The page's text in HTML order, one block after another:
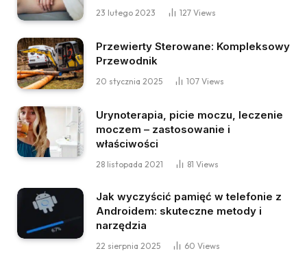
23 lutego 2023 127 Views
Przewierty Sterowane: Kompleksowy
Przewodnik
20 stycznia 2025 107 Views
Urynoterapia, picie moczu, leczenie
moczem – zastosowanie i
właściwości
28 listopada 2021 81 Views
Jak wyczyścić pamięć w telefonie z
Androidem: skuteczne metody i
narzędzia
22 sierpnia 2025 60 Views